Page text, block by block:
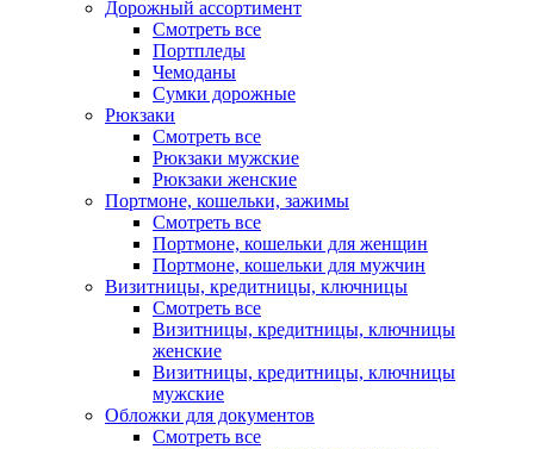
Дорожный ассортимент
Смотреть все
Портпледы
Чемоданы
Сумки дорожные
Рюкзаки
Смотреть все
Рюкзаки мужские
Рюкзаки женские
Портмоне, кошельки, зажимы
Смотреть все
Портмоне, кошельки для женщин
Портмоне, кошельки для мужчин
Визитницы, кредитницы, ключницы
Смотреть все
Визитницы, кредитницы, ключницы
женские
Визитницы, кредитницы, ключницы
мужские
Обложки для документов
Смотреть все